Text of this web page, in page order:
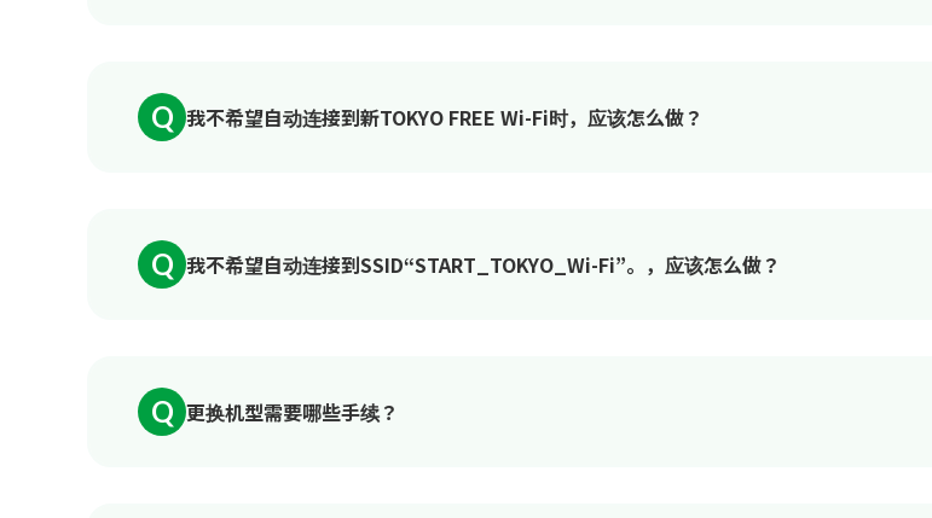
Q 我不希望自动连接到新TOKYO FREE Wi-Fi时，应该怎么做？
Q 我不希望自动连接到SSID“START_TOKYO_Wi-Fi”。，应该怎么做？
Q 更换机型需要哪些手续？